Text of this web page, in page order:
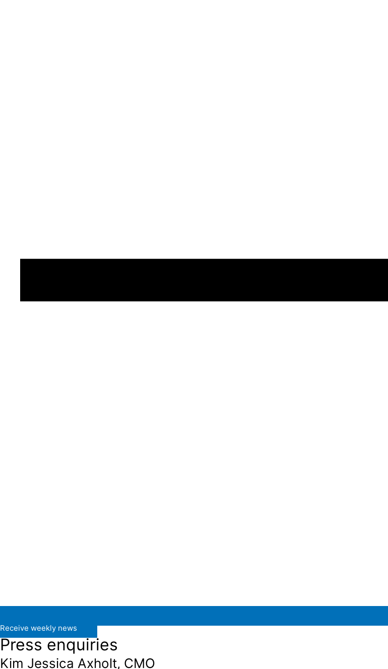
Receive weekly news
Press enquiries
Kim Jessica Axholt, CMO